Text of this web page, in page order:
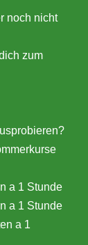
noch nicht
zum
a 1 Stunde
a 1 Stunde
a 1